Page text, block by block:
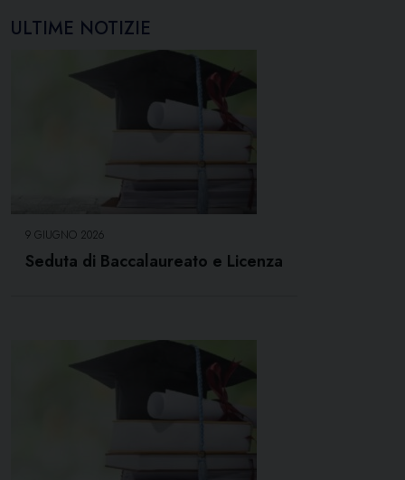
ULTIME NOTIZIE
9 GIUGNO 2026
Seduta di Baccalaureato e Licenza